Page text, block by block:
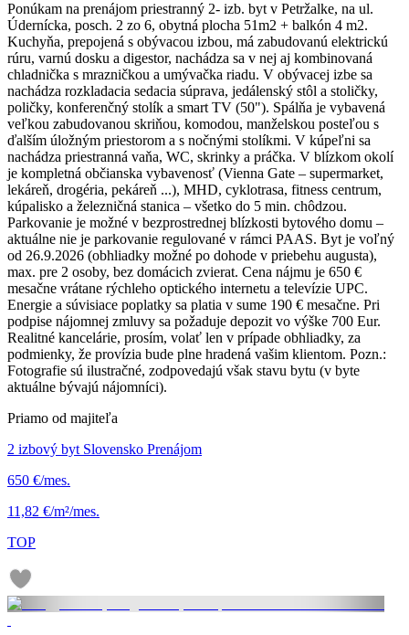
Ponúkam na prenájom priestranný 2- izb. byt v Petržalke, na ul.
Údernícka, posch. 2 zo 6, obytná plocha 51m2 + balkón 4 m2.
Kuchyňa, prepojená s obývacou izbou, má zabudovanú elektrickú
rúru, varnú dosku a digestor, nachádza sa v nej aj kombinovaná
chladnička s mrazničkou a umývačka riadu. V obývacej izbe sa
nachádza rozkladacia sedacia súprava, jedálenský stôl a stoličky,
poličky, konferenčný stolík a smart TV (50"). Spálňa je vybavená
veľkou zabudovanou skriňou, komodou, manželskou posteľou s
ďalším úložným priestorom a s nočnými stolíkmi. V kúpeľni sa
nachádza priestranná vaňa, WC, skrinky a práčka. V blízkom okolí
je kompletná občianska vybavenosť (Vienna Gate – supermarket,
lekáreň, drogéria, pekáreň ...), MHD, cyklotrasa, fitness centrum,
kúpalisko a železničná stanica – všetko do 5 min. chôdzou.
Parkovanie je možné v bezprostrednej blízkosti bytového domu –
aktuálne nie je parkovanie regulované v rámci PAAS. Byt je voľný
od 26.9.2026 (obhliadky možné po dohode v priebehu augusta),
max. pre 2 osoby, bez domácich zvierat. Cena nájmu je 650 €
mesačne vrátane rýchleho optického internetu a televízie UPC.
Energie a súvisiace poplatky sa platia v sume 190 € mesačne. Pri
podpise nájomnej zmluvy sa požaduje depozit vo výške 700 Eur.
Realitné kancelárie, prosím, volať len v prípade obhliadky, za
podmienky, že provízia bude plne hradená vašim klientom. Pozn.:
Fotografie sú ilustračné, zodpovedajú však stavu bytu (v byte
aktuálne bývajú nájomníci).
Priamo od majiteľa
2 izbový byt Slovensko Prenájom
650 €/mes.
11,82 €/m²/mes.
TOP